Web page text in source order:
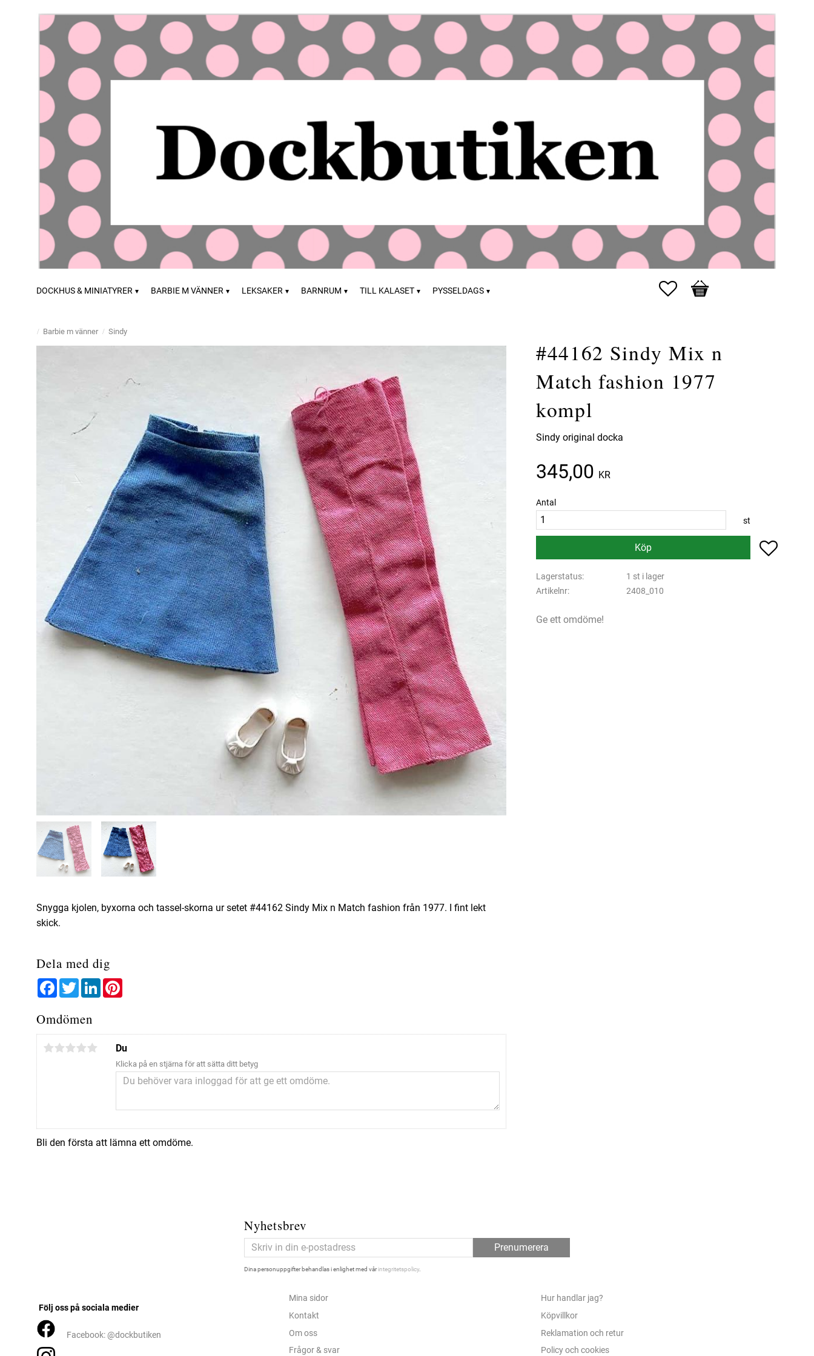
DOCKHUS & MINIATYRER BARBIE M VÄNNER LEKSAKER BARNRUM TILL KALASET PYSSELDAGS Favoriter
Kundvagn
Barbie m vänner Sindy
#44162 Sindy Mix n
Match fashion 1977
kompl
Sindy original docka
345,00 KR
Antal
st
Köp Lägg till
Lagerstatus
1 st i lager
Artikelnr
2408_010
Ge ett omdöme!
Snygga kjolen, byxorna och tassel-skorna ur setet #44162 Sindy Mix n Match fashion från 1977. I fint lekt
skick.
Dela med dig
FacebookTwitterLinkedIn
Omdömen
Du
Klicka på en stjärna för att sätta ditt betyg
Bli den första att lämna ett omdöme.
Nyhetsbrev
Prenumerera
Dina personuppgifter behandlas i enlighet med vårintegritetspolicy.
Följ oss på sociala medier
Facebook: @dockbutiken
Mina sidor
Kontakt
Om oss
Frågor & svar
Hur handlar jag?
Köpvillkor
Reklamation och retur
Policy och cookies